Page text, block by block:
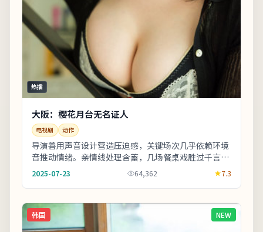
热播
大阪：樱花月台无名证人
电视剧 动作
导演善用声音设计营造压迫感，关键场次几乎依赖环境
音推动情绪。亲情线处理含蓄，几场餐桌戏胜过千言万
语。友情提示：部分镜头闪烁较快，光敏人群请酌情
2025-07-23 64,362 7.3
韩国 NEW